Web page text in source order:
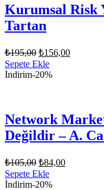
Kurumsal Risk
Tartan
₺195,00 Orijinal
fiyat:
₺195,00.
₺156,00Şu
Sepete Ekle
İndirim-20%
Network
Değildir – A.
₺105,00 Orijinal
fiyat:
₺105,00.
₺84,00Şu
Sepete Ekle
İndirim-20%